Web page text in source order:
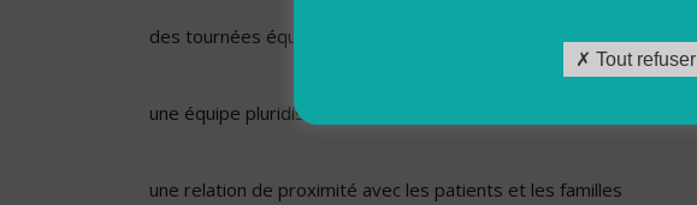
des tournées équilibrées et sectorisées
une équipe pluridisciplinaires à taille humaine
une relation de proximité avec les patients et les familles
Tout refuser